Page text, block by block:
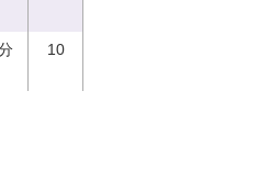
10